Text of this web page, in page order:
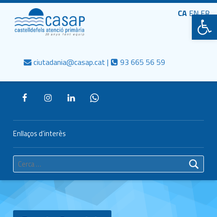
Obre la barra d'eines
ciutadania@casap.cat |
93 665 56 59
Header info sidebar
Enllaços d’interès
Cerca:
CA ENFR